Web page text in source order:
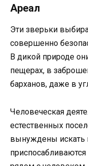
Ареал
Эти зверьки
совершенно
В дикой природе
пещерах, в
барханов, даже в
Человеческая
естественных
вынуждены